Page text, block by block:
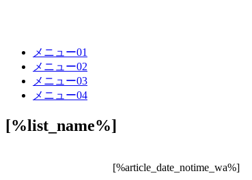
メニュー01
メニュー02
メニュー03
メニュー04
[%list_name%]
[%article_date_notime_wa%]